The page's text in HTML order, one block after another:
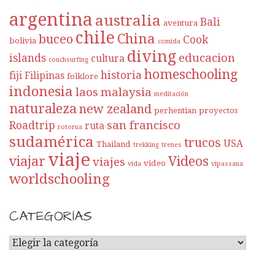
argentina australia aventura Bali
bolivia buceo chile China comida Cook
islands couchsurfing cultura diving educacion
fiji Filipinas folklore historia homeschooling
indonesia laos malaysia meditación
naturalezanew zealand perhentian proyectos
Roadtrip rotorua ruta san francisco
sudamérica Thailand trekking trenes trucos USA
viajar viaje viajes vida video Videos vipassana
worldschooling
CATEGORÍAS
C